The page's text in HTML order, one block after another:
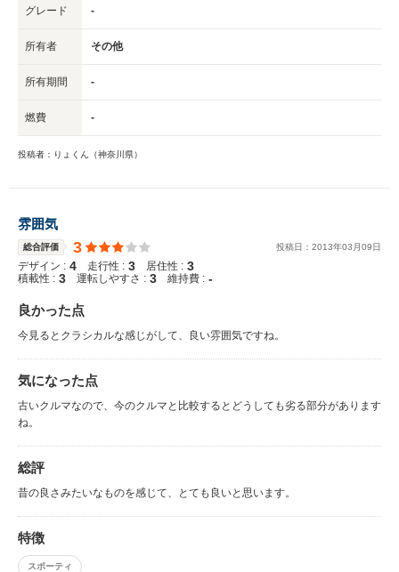
グレード -
所有者 その他
所有期間 -
燃費 -
投稿者：りょくん（神奈川県）
雰囲気
総合評価 3 投稿日： 2013年03 月09日
デザイン : 4 走行性 : 3 居住性 : 3
積載性 : 3 運転しやすさ : 3 維持費 : -
良かった点
今見るとクラシカルな感じがして、良い雰囲気ですね。
気になった点
古いクルマなので、今のクルマと比較するとどうしても劣る部分があります
ね。
総評
昔の良さみたいなものを感じて、とても良いと思います。
特徴
スポーティ